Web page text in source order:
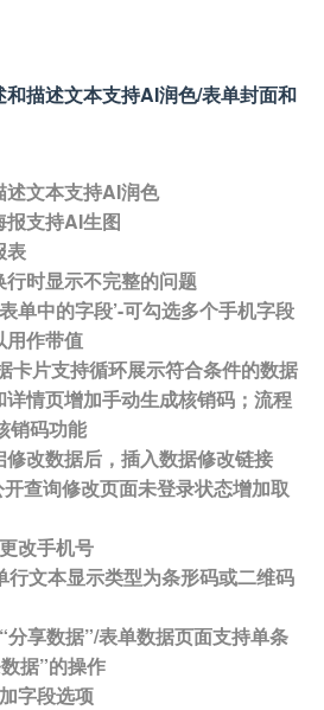
描述文本支持AI润色/表单封面和
述文本支持AI润色
报支持AI生图
表
时显示不完整的问题
单中的字段’-可勾选多个手机字段
用作带值
卡片支持循环展示符合条件的数据
情页增加手动生成核销码；流程
销码功能
改数据后，插入数据修改链接
查询修改页面未登录状态增加取
改手机号
文本显示类型为条形码或二维码
分享数据”/表单数据页面支持单条
据”的操作
字段选项